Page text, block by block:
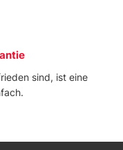
sind, ist eine